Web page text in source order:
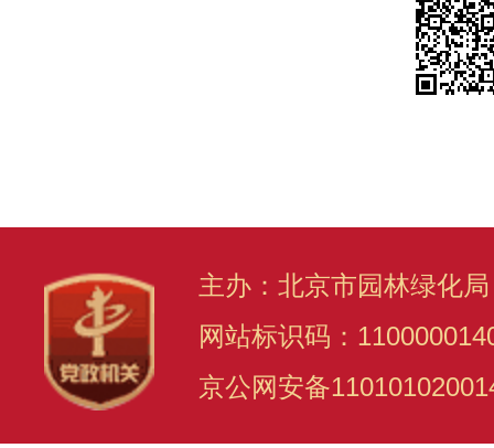
主办：北京市园林绿化
网站标识码：
京公网安备